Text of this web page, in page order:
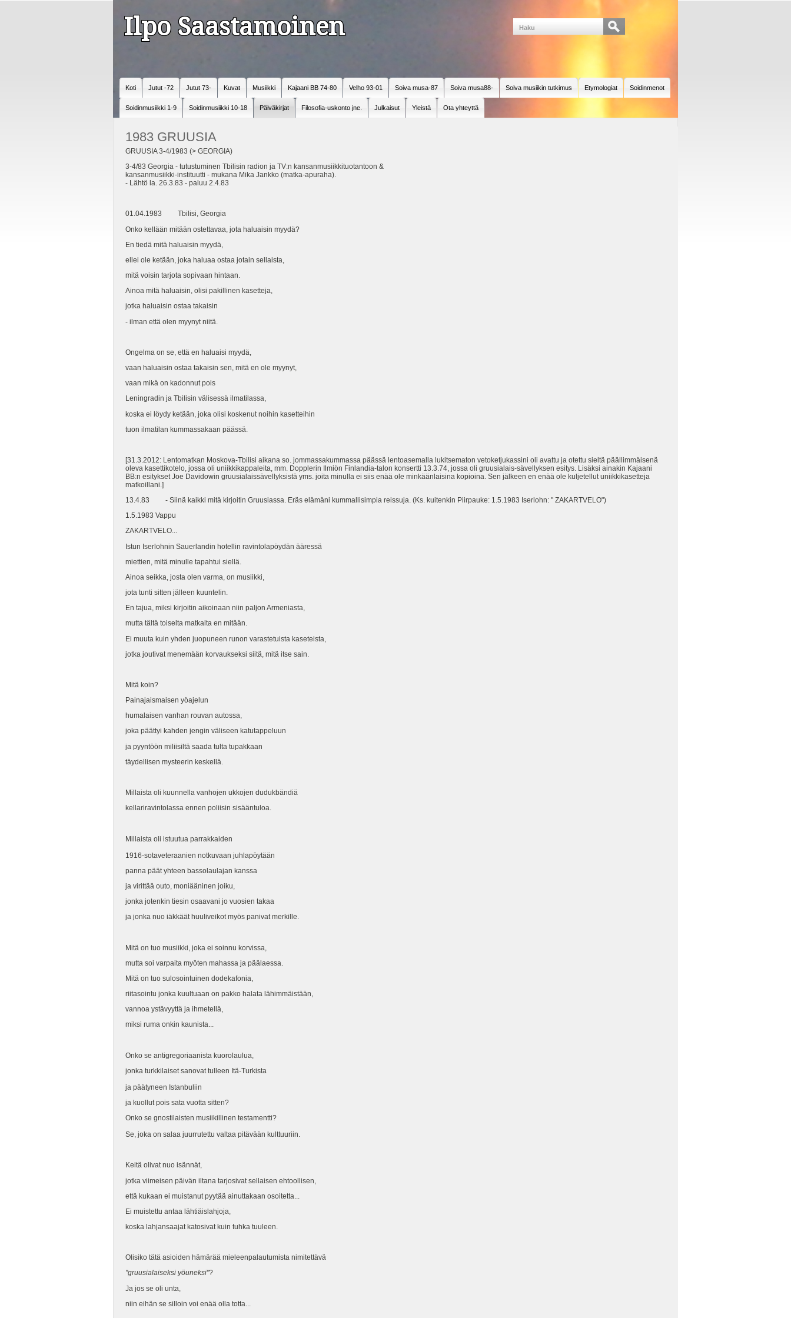
Ilpo Saastamoinen
Koti Jutut -72 Jutut 73- Kuvat Musiikki Kajaani BB 74-80 Velho 93-01 Soiva musa-87 Soiva musa88- Soiva musiikin tutkimus Etymologiat Soidinmenot
Soidinmusiikki 1-9 Soidinmusiikki 10-18 Päiväkirjat Filosofia-uskonto jne. Julkaisut Yleistä Ota yhteyttä
1983 GRUUSIA
GRUUSIA 3-4/1983 (> GEORGIA)
3-4/83 Georgia - tutustuminen Tbilisin radion ja TV:n kansanmusiikkituotantoon &
kansanmusiikki-instituutti - mukana Mika Jankko (matka-apuraha).
- Lähtö la. 26.3.83 - paluu 2.4.83
01.04.1983 Tbilisi, Georgia
Onko kellään mitään ostettavaa, jota haluaisin myydä?
En tiedä mitä haluaisin myydä,
ellei ole ketään, joka haluaa ostaa jotain sellaista,
mitä voisin tarjota sopivaan hintaan.
Ainoa mitä haluaisin, olisi pakillinen kasetteja,
jotka haluaisin ostaa takaisin
- ilman että olen myynyt niitä.
Ongelma on se, että en haluaisi myydä,
vaan haluaisin ostaa takaisin sen, mitä en ole myynyt,
vaan mikä on kadonnut pois
Leningradin ja Tbilisin välisessä ilmatilassa,
koska ei löydy ketään, joka olisi koskenut noihin kasetteihin
tuon ilmatilan kummassakaan päässä.
[31.3.2012: Lentomatkan Moskova-Tbilisi aikana so. jommassakummassa päässä lentoasemalla lukitsematon vetoketjukassini oli avattu ja otettu sieltä päällimmäisenä
oleva kasettikotelo, jossa oli uniikkikappaleita, mm. Dopplerin Ilmiön Finlandia-talon konsertti 13.3.74, jossa oli gruusialais-sävellyksen esitys. Lisäksi ainakin Kajaani
BB:n esitykset Joe Davidowin gruusialaissävellyksistä yms. joita minulla ei siis enää ole minkäänlaisina kopioina. Sen jälkeen en enää ole kuljetellut uniikkikasetteja
matkoillani.]
13.4.83 - Siinä kaikki mitä kirjoitin Gruusiassa. Eräs elämäni kummallisimpia reissuja. (Ks. kuitenkin Piirpauke: 1.5.1983 Iserlohn: " ZAKARTVELO")
1.5.1983 Vappu
ZAKARTVELO...
Istun Iserlohnin Sauerlandin hotellin ravintolapöydän ääressä
miettien, mitä minulle tapahtui siellä.
Ainoa seikka, josta olen varma, on musiikki,
jota tunti sitten jälleen kuuntelin.
En tajua, miksi kirjoitin aikoinaan niin paljon Armeniasta,
mutta tältä toiselta matkalta en mitään.
Ei muuta kuin yhden juopuneen runon varastetuista kaseteista,
jotka joutivat menemään korvaukseksi siitä, mitä itse sain.
Mitä koin?
Painajaismaisen yöajelun
humalaisen vanhan rouvan autossa,
joka päättyi kahden jengin väliseen katutappeluun
ja pyyntöön miliisiltä saada tulta tupakkaan
täydellisen mysteerin keskellä.
Millaista oli kuunnella vanhojen ukkojen dudukbändiä
kellariravintolassa ennen poliisin sisääntuloa.
Millaista oli istuutua parrakkaiden
1916-sotaveteraanien notkuvaan juhlapöytään
panna päät yhteen bassolaulajan kanssa
ja virittää outo, moniääninen joiku,
jonka jotenkin tiesin osaavani jo vuosien takaa
ja jonka nuo iäkkäät huuliveikot myös panivat merkille.
Mitä on tuo musiikki, joka ei soinnu korvissa,
mutta soi varpaita myöten mahassa ja päälaessa.
Mitä on tuo sulosointuinen dodekafonia,
riitasointu jonka kuultuaan on pakko halata lähimmäistään,
vannoa ystävyyttä ja ihmetellä,
miksi ruma onkin kaunista...
Onko se antigregoriaanista kuorolaulua,
jonka turkkilaiset sanovat tulleen Itä-Turkista
ja päätyneen Istanbuliin
ja kuollut pois sata vuotta sitten?
Onko se gnostilaisten musiikillinen testamentti?
Se, joka on salaa juurrutettu valtaa pitävään kulttuuriin.
Keitä olivat nuo isännät,
jotka viimeisen päivän iltana tarjosivat sellaisen ehtoollisen,
että kukaan ei muistanut pyytää ainuttakaan osoitetta...
Ei muistettu antaa lähtiäislahjoja,
koska lahjansaajat katosivat kuin tuhka tuuleen.
Olisiko tätä asioiden hämärää mieleenpalautumista nimitettävä
"gruusialaiseksi yöuneksi"?
Ja jos se oli unta,
niin eihän se silloin voi enää olla totta...